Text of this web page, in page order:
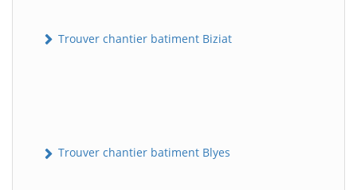
Trouver chantier batiment Biziat
Trouver chantier batiment Blyes